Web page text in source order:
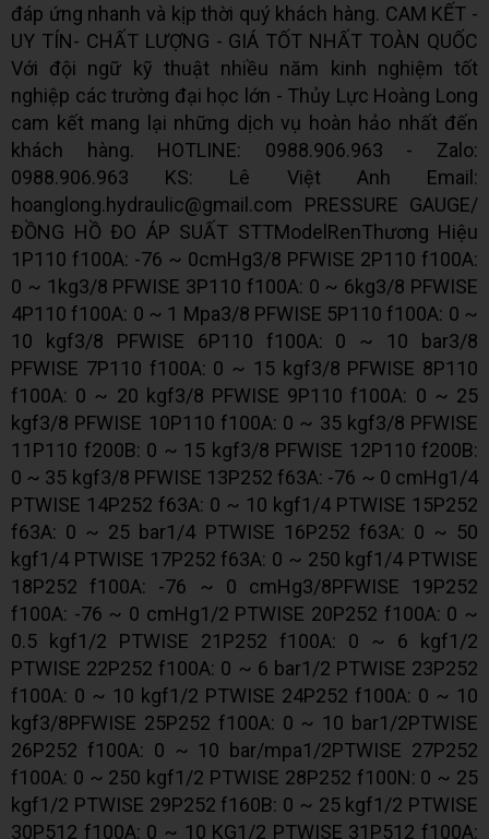
đáp ứng nhanh và kịp thời quý khách hàng. CAM KẾT -
UY TÍN- CHẤT LƯỢNG - GIÁ TỐT NHẤT TOÀN QUỐC
Với đội ngữ kỹ thuật nhiều năm kinh nghiệm tốt
nghiệp các trường đại học lớn - Thủy Lực Hoàng Long
cam kết mang lại những dịch vụ hoàn hảo nhất đến
khách hàng. HOTLINE: 0988.906.963 - Zalo:
0988.906.963 KS: Lê Việt Anh Email:
hoanglong.hydraulic@gmail.com PRESSURE GAUGE/
ĐỒNG HỒ ĐO ÁP SUẤT STTModelRenThương Hiệu
1P110 f100A: -76 ~ 0cmHg3/8 PFWISE 2P110 f100A:
0 ~ 1kg3/8 PFWISE 3P110 f100A: 0 ~ 6kg3/8 PFWISE
4P110 f100A: 0 ~ 1 Mpa3/8 PFWISE 5P110 f100A: 0 ~
10 kgf3/8 PFWISE 6P110 f100A: 0 ~ 10 bar3/8
PFWISE 7P110 f100A: 0 ~ 15 kgf3/8 PFWISE 8P110
f100A: 0 ~ 20 kgf3/8 PFWISE 9P110 f100A: 0 ~ 25
kgf3/8 PFWISE 10P110 f100A: 0 ~ 35 kgf3/8 PFWISE
11P110 f200B: 0 ~ 15 kgf3/8 PFWISE 12P110 f200B:
0 ~ 35 kgf3/8 PFWISE 13P252 f63A: -76 ~ 0 cmHg1/4
PTWISE 14P252 f63A: 0 ~ 10 kgf1/4 PTWISE 15P252
f63A: 0 ~ 25 bar1/4 PTWISE 16P252 f63A: 0 ~ 50
kgf1/4 PTWISE 17P252 f63A: 0 ~ 250 kgf1/4 PTWISE
18P252 f100A: -76 ~ 0 cmHg3/8PFWISE 19P252
f100A: -76 ~ 0 cmHg1/2 PTWISE 20P252 f100A: 0 ~
0.5 kgf1/2 PTWISE 21P252 f100A: 0 ~ 6 kgf1/2
PTWISE 22P252 f100A: 0 ~ 6 bar1/2 PTWISE 23P252
f100A: 0 ~ 10 kgf1/2 PTWISE 24P252 f100A: 0 ~ 10
kgf3/8PFWISE 25P252 f100A: 0 ~ 10 bar1/2PTWISE
26P252 f100A: 0 ~ 10 bar/mpa1/2PTWISE 27P252
f100A: 0 ~ 250 kgf1/2 PTWISE 28P252 f100N: 0 ~ 25
kgf1/2 PTWISE 29P252 f160B: 0 ~ 25 kgf1/2 PTWISE
30P512 f100A: 0 ~ 10 KG1/2 PTWISE 31P512 f100A: